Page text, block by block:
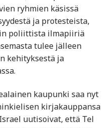
ryhmien käsissä
ja protesteista,
poliittista ilmapiiriä
tulee jälleen
kehityksestä ja
kaupunki saa nyt
kirjakauppansa
uutisoivat, että Tel